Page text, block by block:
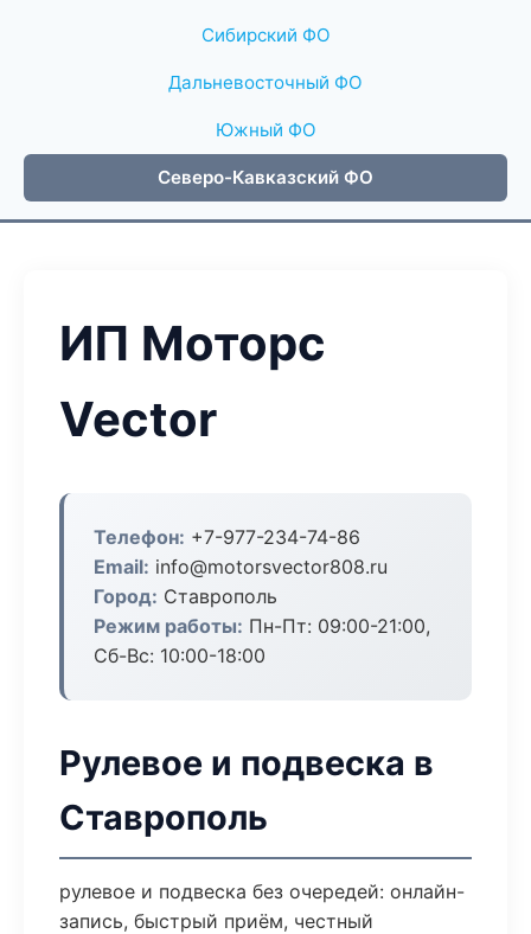
Сибирский ФО
Дальневосточный ФО
Южный ФО
Северо-Кавказский ФО
ИП Моторс
Vector
Телефон: +7-977-234-74-86
Email: info@motorsvector808.ru
Город: Ставрополь
Режим работы: Пн-Пт: 09:00-21:00,
Сб-Вс: 10:00-18:00
Рулевое и подвеска в
Ставрополь
рулевое и подвеска без очередей: онлайн-
запись, быстрый приём, честный